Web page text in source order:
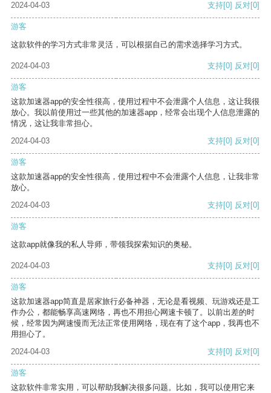
2024-04-03 支持[0] 反对[0]
游客
这款软件的学习方式非常灵活，可以根据自己的需求选择学习方式。
2024-04-03 支持[0] 反对[0]
游客
这款加速器app的安全性很高，使用过程中不会泄露个人信息，这让我很
放心。我以前使用过一些其他的加速器app，经常会出现个人信息泄露的
情况，这让我非常担心。
2024-04-03
支持[0] 反对[0]
游客
这款加速器app的安全性很高，使用过程中不会泄露个人信息，让我非常
放心。
2024-04-03
支持[0] 反对[0]
游客
这款app就像我的私人导师，带领我探索知识的奥秘。
2024-04-03 支持[0] 反对[0]
游客
这款加速器app简直是居家旅行必备神器，无论是看视频、玩游戏还是工
作办公，都能畅享高速网络，再也不用担心网速卡顿了。以前出差的时
候，经常因为网速慢而无法正常使用网络，现在有了这个app，我再也不
用担心了。
2024-04-03
支持[0] 反对[0]
游客
这款软件非常实用，可以帮助我解决很多问题。比如，我可以使用它来